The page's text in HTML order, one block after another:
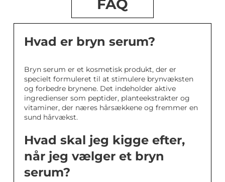
FAQ
Hvad er bryn serum?
Bryn serum er et kosmetisk produkt, der er
specielt formuleret til at stimulere brynvæksten
og forbedre brynene. Det indeholder aktive
ingredienser som peptider, planteekstrakter og
vitaminer, der næres hårsækkene og fremmer en
sund hårvækst.
Hvad skal jeg kigge efter,
når jeg vælger et bryn
serum?